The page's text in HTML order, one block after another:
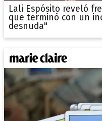
Lali Espósito reveló
que terminó con un
desnuda"